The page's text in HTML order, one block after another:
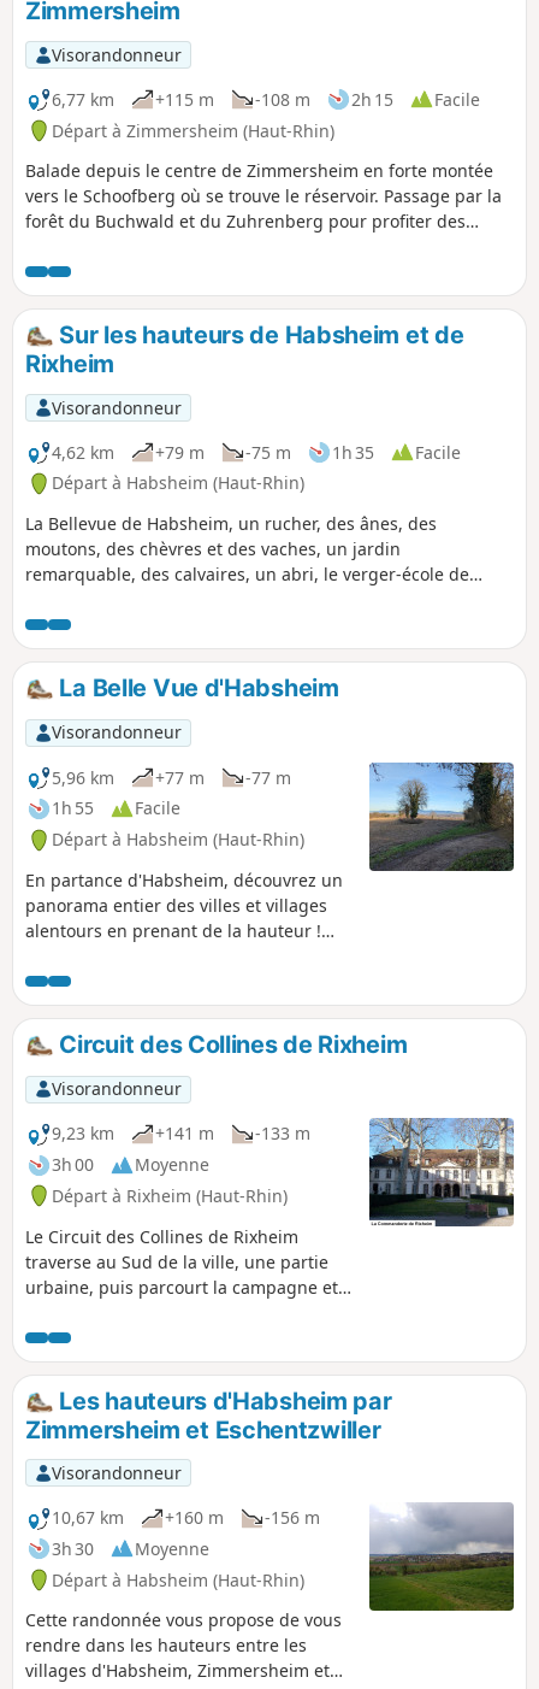
Zimmersheim
Visorandonneur
6,77 km
+115 m -108 m 2h 15
Facile
Départ à Zimmersheim (Haut-Rhin)
Balade depuis le centre de Zimmersheim en forte montée
vers le Schoofberg où se trouve le réservoir. Passage par la
forêt du Buchwald et du Zuhrenberg pour profiter des
de fraîcheur. Retour par le Sud de Zimmersheim, en terrain
dégagé.
Sur les hauteurs de Habsheim et de
Rixheim
Visorandonneur
4,62 km
+79 m -75 m 1h 35
Facile
Départ à Habsheim (Haut-Rhin)
La Bellevue de Habsheim, un rucher, des ânes, des
moutons, des chèvres et des vaches, un jardin
remarquable, des calvaires, un abri, le verger-école de
nombreux points de vue sur la plaine du Rhin, la Forêt-
Noire, les Vosges, la tour de l'Europe, Habsheim, Rixheim, le
site Stellantis, le parc d'Entremont... tant de choses à voir
sur un si petit circuit !
La Belle Vue d'Habsheim
Visorandonneur
5,96 km
+77 m
-77 m
1h 55
Facile
Départ à Habsheim (Haut-Rhin)
En partance d'Habsheim, découvrez un
panorama entier des villes et villages
alentours en prenant de la hauteur !
centre d'Habsheim, puis par de
charmants lotissements.
Circuit des Collines de Rixheim
Visorandonneur
9,23 km
+141 m
-133 m
3h 00
Moyenne
Départ à Rixheim (Haut-Rhin)
Le Circuit des Collines de Rixheim
traverse au Sud de la ville, une partie
urbaine, puis parcourt la campagne et
plaine d’Alsace, offrant de belles vues
sur la Forêt de la Hardt, la Forêt-Noire,
le Jura, les Vosges, et, par temps clair,
sur les sommets des Alpes Suisses.
L’ensemble du circuit est balisé Anneau
Rouge par le Club-Vosgien.
Les hauteurs d'Habsheim par
Zimmersheim et Eschentzwiller
Visorandonneur
10,67 km
+160 m
-156 m
3h 30
Moyenne
Départ à Habsheim (Haut-Rhin)
Cette randonnée vous propose de vous
rendre dans les hauteurs entre les
villages d'Habsheim, Zimmersheim et